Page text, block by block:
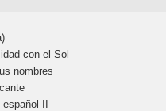
con el Sol
nombres
II